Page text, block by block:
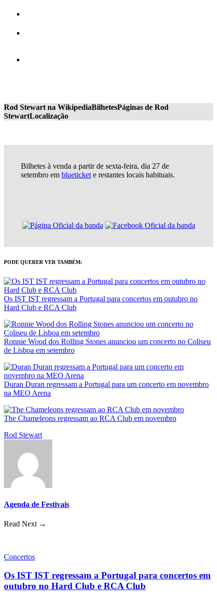
Rod Stewart na WikipediaBilhetesPáginas de Rod
StewartLocalização
Bilhetes à venda a partir de sexta-feira, dia 27 de
setembro em blueticket e restantes locais habituais.
PODE QUERER VER TAMBÉM:
Os IST IST regressam a Portugal para concertos em outubro no
Hard Club e RCA Club
Ronnie Wood dos Rolling Stones anunciou um concerto no Coliseu
de Lisboa em setembro
Duran Duran regressam a Portugal para um concerto em novembro
na MEO Arena
The Chameleons regressam ao RCA Club em novembro
Rod Stewart
Agenda de Festivais
Read Next →
Concertos
Os IST IST regressam a Portugal para concertos em
outubro no Hard Club e RCA Club